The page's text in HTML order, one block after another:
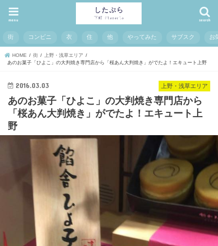
search
menu
街 コンビニ 衣 住 他 やってみた サブスク お
HOME 街
上野・浅草エリア
あのお菓子「ひよこ」の大判焼き専門店から「桜あん大判焼き」がでたよ！エキュート上野
上野・浅草エリア
2016.03.03
あのお菓子「ひよこ」の大判焼き専門店から
「桜あん大判焼き」がでたよ！エキュート上
野